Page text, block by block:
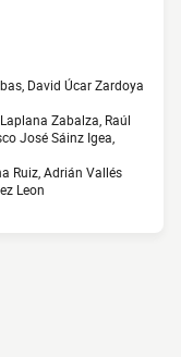
David Úcar Zardoya
Zabalza, Raúl
José Sáinz Igea,
Ruiz, Adrián Vallés
Leon